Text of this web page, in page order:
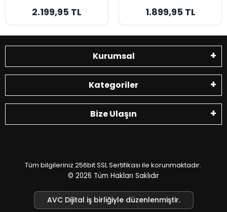
Bataryası - Kutusuz
Model - Maksimum
Kapasite
2.199,95 TL
Bataryası - Kutusuz
Model - Yüksek
Kapasite
1.899,95 TL
Kurumsal
Kategoriler
Bize Ulaşın
Tüm bilgileriniz 256bit SSL Sertifikası ile korunmaktadır.
© 2026 Tüm Hakları Saklıdır
AVC Dijital iş birliğiyle düzenlenmiştir.